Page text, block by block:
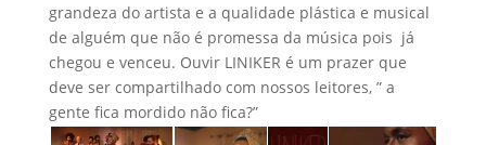
grandeza do artista e a qualidade plástica e musical
de alguém que não é promessa da música pois já
chegou e venceu. Ouvir LINIKER é um prazer que
deve ser compartilhado com nossos leitores, ” a
gente fica mordido não fica?”